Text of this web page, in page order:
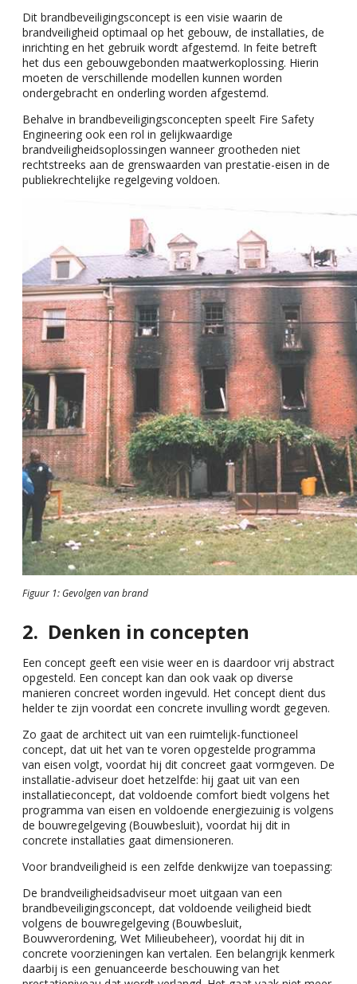
Dit brandbeveiligingsconcept is een visie waarin de
brandveiligheid optimaal op het gebouw, de installaties, de
inrichting en het gebruik wordt afgestemd. In feite betreft
het dus een gebouwgebonden maatwerkoplossing. Hierin
moeten de verschillende modellen kunnen worden
ondergebracht en onderling worden afgestemd.
Behalve in brandbeveiligingsconcepten speelt Fire Safety
Engineering ook een rol in gelijkwaardige
brandveiligheidsoplossingen wanneer grootheden niet
rechtstreeks aan de grenswaarden van prestatie-eisen in de
publiekrechtelijke regelgeving voldoen.
Figuur 1: Gevolgen van brand
Denken in concepten
Een concept geeft een visie weer en is daardoor vrij abstract
opgesteld. Een concept kan dan ook vaak op diverse
manieren concreet worden ingevuld. Het concept dient dus
helder te zijn voordat een concrete invulling wordt gegeven.
Zo gaat de architect uit van een ruimtelijk-functioneel
concept, dat uit het van te voren opgestelde programma
van eisen volgt, voordat hij dit concreet gaat vormgeven. De
installatie-adviseur doet hetzelfde: hij gaat uit van een
installatieconcept, dat voldoende comfort biedt volgens het
programma van eisen en voldoende energiezuinig is volgens
de bouwregelgeving (Bouwbesluit), voordat hij dit in
concrete installaties gaat dimensioneren.
Voor brandveiligheid is een zelfde denkwijze van toepassing:
De brandveiligheidsadviseur moet uitgaan van een
brandbeveiligingsconcept, dat voldoende veiligheid biedt
volgens de bouwregelgeving (Bouwbesluit,
Bouwverordening, Wet Milieubeheer), voordat hij dit in
concrete voorzieningen kan vertalen. Een belangrijk kenmerk
daarbij is een genuanceerde beschouwing van het